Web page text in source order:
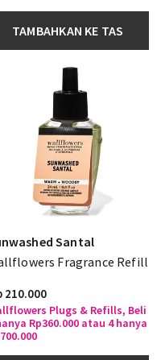
TAMBAHKAN KE TAS
Santal
Fragrance Refill
210.000
Plugs & Refills, Beli
Rp360.000 atau 4 hanya